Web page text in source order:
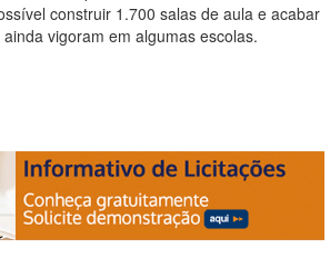
construir 1.700 salas de aula e acabar
vigoram em algumas escolas.